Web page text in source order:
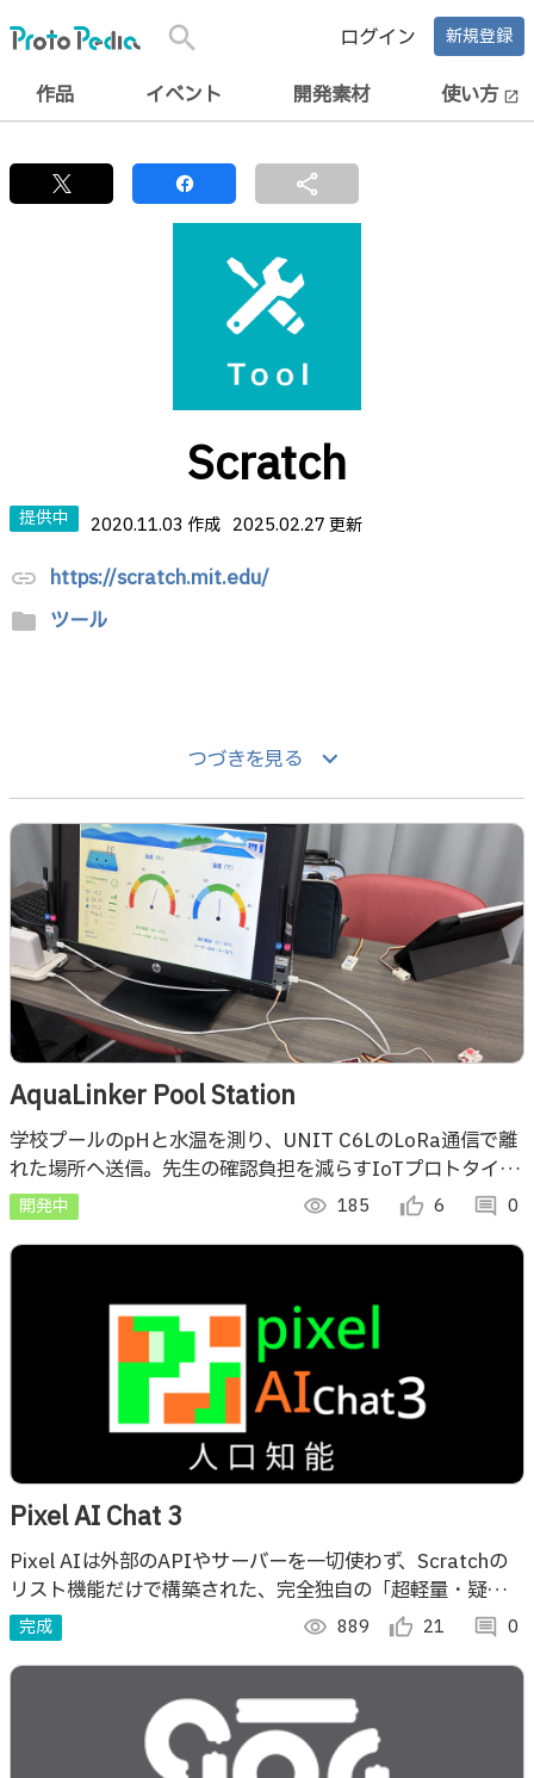
search ログイン 新規登録
作品 イベント 開発素材 使い方 open_in_new
share
Scratch
提供中 2020.11.03 作成 2025.02.27 更新
link https://scratch.mit.edu/
folder ツール
つづきを見る keyboard_arrow_down
AquaLinker Pool Station
学校プールのpHと水温を測り、UNIT C6LのLoRa通信で離
れた場所へ送信。先生の確認負担を減らすIoTプロトタイプ
です。中学1年生が作りました
開発中 visibility 185 thumb_up_alt 6 comment 0
Pixel AI Chat 3
Pixel AIは外部のAPIやサーバーを一切使わず、Scratchの
リスト機能だけで構築された、完全独自の「超軽量・疑似
LLM」です。 シフト＆緑の旗でターボモードで動きます
完成 visibility 889 thumb_up_alt 21 comment 0